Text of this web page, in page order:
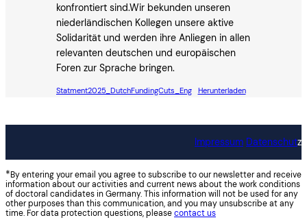
konfrontiert sind.Wir bekunden unseren
niederländischen Kollegen unsere aktive
Solidarität und werden ihre Anliegen in allen
relevanten deutschen und europäischen
Foren zur Sprache bringen.
Statment2025_DutchFundingCuts_Eng Herunterladen
Impressum Datenschutz
*By entering your email you agree to subscribe to our newsletter and receive
information about our activities and current news about the work conditions
of doctoral candidates in Germany. This information will not be used for any
other purposes than this communication, and you may unsubscribe at any
time. For data protection questions, pleasecontact us